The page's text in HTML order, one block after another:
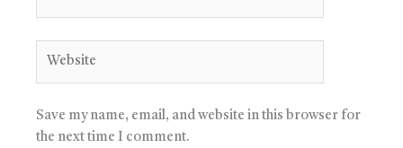
Save my name, email, and website in this browser for
the next time I comment.